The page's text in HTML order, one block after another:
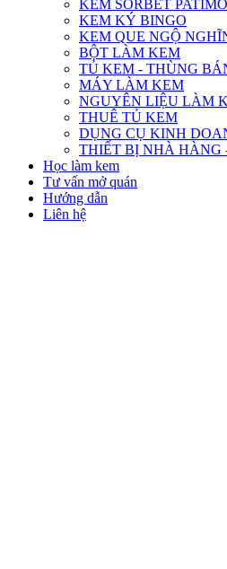
KEM SORBET PATIMO
KEM KÝ BINGO
KEM QUE NGỘ
BỘT LÀM KEM
TỦ KEM - THÙNG
MÁY LÀM KEM
NGUYÊN LIỆU LÀM
THUÊ TỦ KEM
DỤNG CỤ KINH
THIẾT BỊ NHÀ HÀNG
Học làm kem
Tư vấn mở quán
Hướng dẫn
Liên hệ